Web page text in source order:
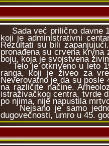
Sada već prilično davne
koji je administrativni
Rezultati su bili
pronađena su crvena
boju, koja je svojstvena
Telo je otkriveno u leto
ranga, koji je živeo za
Neverovatno je da su
na različite načine.
istraživačkog centra, tvrde
po njima, nije napustila
Nejsano je samo jedno
dugovečnosti, umro u 45.